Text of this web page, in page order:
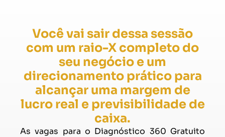
Você vai sair dessa sessão
com um raio-X completo do
seu negócio e um
direcionamento prático para
alcançar uma margem de
lucro real e previsibilidade de
caixa.
As vagas para o Diagnóstico 360 Gratuito